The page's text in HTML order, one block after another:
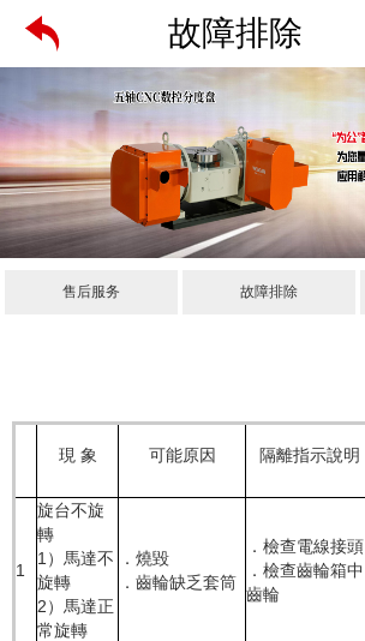
故障排除
售后服务 故障排除
現 象 可能原因 隔離指示說明
1
旋台不旋
轉
1）馬達不
旋轉
2）馬達正
常旋轉
．燒毀
．齒輪缺乏套筒
．檢查電線接頭
．檢查齒輪箱中
齒輪